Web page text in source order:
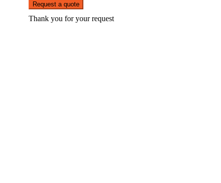
Request a quote
Thank you for your request